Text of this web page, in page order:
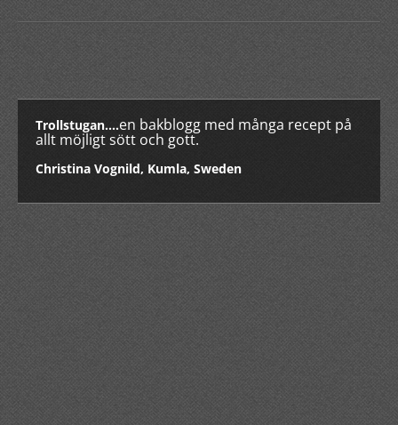
Trollstugan....en bakblogg med många recept på
allt möjligt sött och gott.
Christina Vognild, Kumla, Sweden